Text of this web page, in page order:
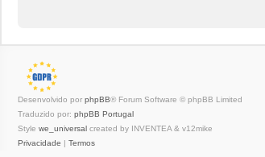
Desenvolvido por phpBB® Forum Software © phpBB Limited
Traduzido por: phpBB Portugal
Style we_universal created by INVENTEA & v12mike
Privacidade | Termos